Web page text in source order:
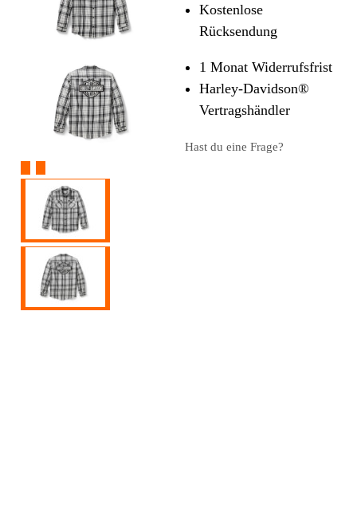
Kostenlose
Rücksendung
1 Monat Widerrufsfrist
Harley-Davidson®
Vertragshändler
Hast du eine Frage?